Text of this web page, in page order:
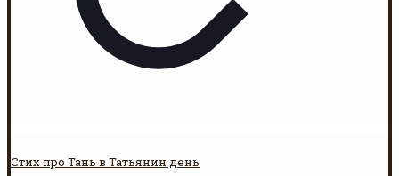
Стих про Тань в Татьянин день